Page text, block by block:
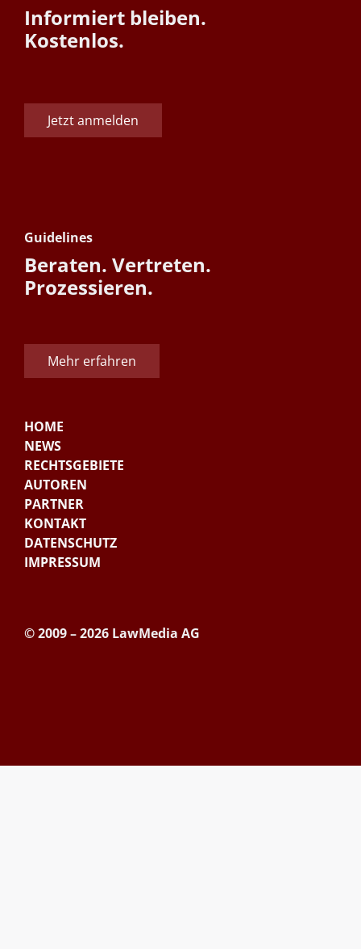
Informiert bleiben.
Kostenlos.
Jetzt anmelden
Guidelines
Beraten. Vertreten.
Prozessieren.
Mehr erfahren
HOME
NEWS
RECHTSGEBIETE
AUTOREN
PARTNER
KONTAKT
DATENSCHUTZ
IMPRESSUM
© 2009 – 2026 LawMedia AG